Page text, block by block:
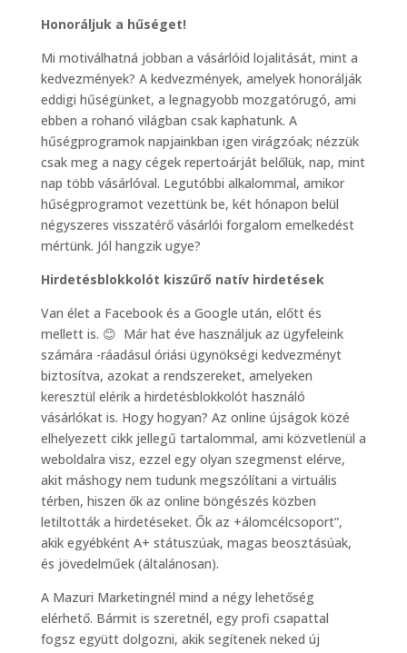
Honoráljuk a hűséget!
Mi motiválhatná jobban a vásárlóid lojalitását, mint a
kedvezmények? A kedvezmények, amelyek honorálják
eddigi hűségünket, a legnagyobb mozgatórugó, ami
ebben a rohanó világban csak kaphatunk. A
hűségprogramok napjainkban igen virágzóak; nézzük
csak meg a nagy cégek repertoárját belőlük, nap, mint
nap több vásárlóval. Legutóbbi alkalommal, amikor
hűségprogramot vezettünk be, két hónapon belül
négyszeres visszatérő vásárlói forgalom emelkedést
mértünk. Jól hangzik ugye?
Hirdetésblokkolót kiszűrő natív hirdetések
Van élet a Facebook és a Google után, előtt és
mellett is. 😊 Már hat éve használjuk az ügyfeleink
számára -ráadásul óriási ügynökségi kedvezményt
biztosítva, azokat a rendszereket, amelyeken
keresztül elérik a hirdetésblokkolót használó
vásárlókat is. Hogy hogyan? Az online újságok közé
elhelyezett cikk jellegű tartalommal, ami közvetlenül a
weboldalra visz, ezzel egy olyan szegmenst elérve,
akit máshogy nem tudunk megszólítani a virtuális
térben, hiszen ők az online böngészés közben
letiltották a hirdetéseket. Ők az +álomcélcsoport”,
akik egyébként A+ státuszúak, magas beosztásúak,
és jövedelműek (általánosan).
A Mazuri Marketingnél mind a négy lehetőség
elérhető. Bármit is szeretnél, egy profi csapattal
fogsz együtt dolgozni, akik segítenek neked új